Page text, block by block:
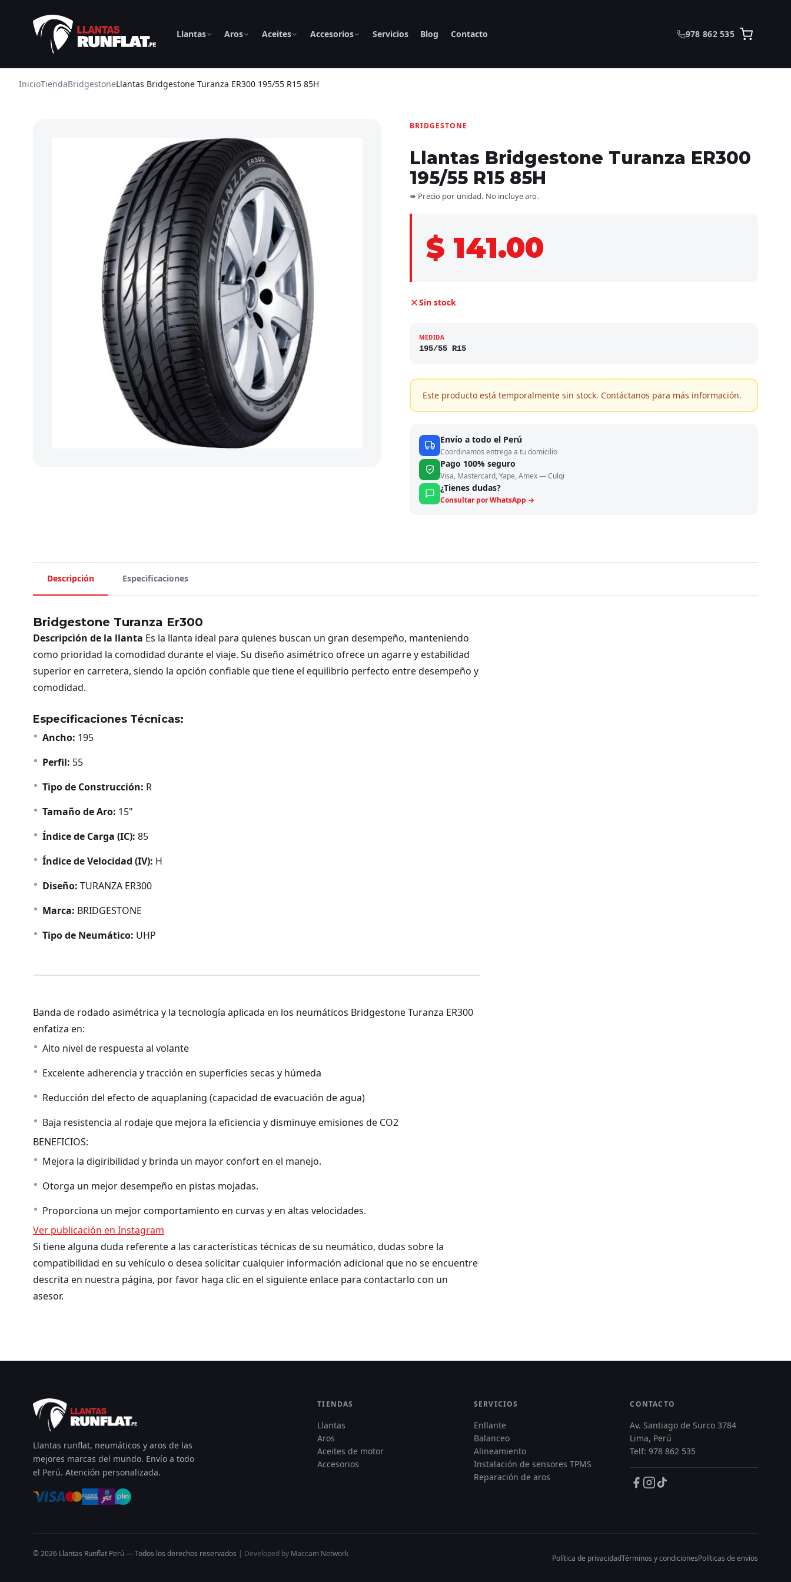
Llantas Aros Aceites Accesorios Servicios Blog Contacto 978 862 535
InicioTiendaBridgestoneLlantas Bridgestone Turanza ER300 195/55 R15 85H
BRIDGESTONE
Llantas Bridgestone Turanza ER300
195/55 R15 85H
➠ Precio por unidad. No incluye aro.
$ 141.00
Sin stock
MEDIDA
195/55 R15
Este producto está temporalmente sin stock. Contáctanos para más información.
Envío a todo el Perú
Coordinamos entrega a tu domicilio
Pago 100% seguro
Visa, Mastercard, Yape, Amex — Culqi
¿Tienes dudas?
Consultar por WhatsApp →
Descripción Especificaciones
Bridgestone Turanza Er300
Descripción de la llanta Es la llanta ideal para quienes buscan un gran desempeño, manteniendo
como prioridad la comodidad durante el viaje. Su diseño asimétrico ofrece un agarre y estabilidad
superior en carretera, siendo la opción confiable que tiene el equilibrio perfecto entre desempeño y
comodidad.
Especificaciones Técnicas:
Ancho: 195
Perfil: 55
Tipo de Construcción: R
Tamaño de Aro: 15"
Índice de Carga (IC): 85
Índice de Velocidad (IV): H
Diseño: TURANZA ER300
Marca: BRIDGESTONE
Tipo de Neumático: UHP
Banda de rodado asimétrica y la tecnología aplicada en los neumáticos Bridgestone Turanza ER300
enfatiza en:
Alto nivel de respuesta al volante
Excelente adherencia y tracción en superficies secas y húmeda
Reducción del efecto de aquaplaning (capacidad de evacuación de agua)
Baja resistencia al rodaje que mejora la eficiencia y disminuye emisiones de CO2
BENEFICIOS:
Mejora la digiribilidad y brinda un mayor confort en el manejo.
Otorga un mejor desempeño en pistas mojadas.
Proporciona un mejor comportamiento en curvas y en altas velocidades.
Ver publicación en Instagram
Si tiene alguna duda referente a las características técnicas de su neumático, dudas sobre la
compatibilidad en su vehículo o desea solicitar cualquier información adicional que no se encuentre
descrita en nuestra página, por favor haga clic en el siguiente enlace para contactarlo con un
asesor.
Llantas runflat, neumáticos y aros de las
mejores marcas del mundo. Envío a todo
el Perú. Atención personalizada.
TIENDAS
Llantas
Aros
Aceites de motor
Accesorios
SERVICIOS
Enllante
Balanceo
Alineamiento
Instalación de sensores TPMS
Reparación de aros
CONTACTO
Av. Santiago de Surco 3784
Lima, Perú
Telf: 978 862 535
© 2026 Llantas Runflat Perú — Todos los derechos reservados | Developed by Maccam Network Política de privacidadTérminos y condicionesPolíticas de envíos